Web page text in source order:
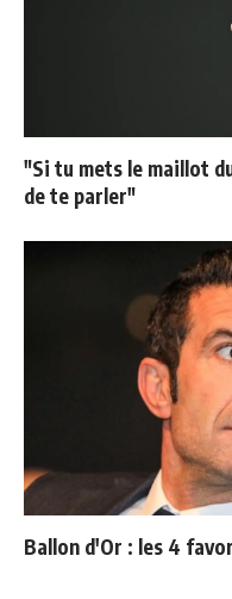
"Si tu mets le maillot
de te parler"
Ballon d'Or : les 4